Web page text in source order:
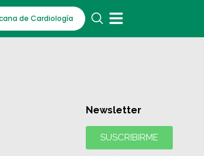
de Cardiología
Newsletter
SUSCRIBIRME